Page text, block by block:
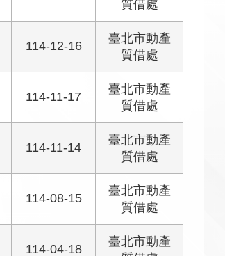
質借處
114-12-16
臺北市動產
質借處
114-11-17
臺北市動產
質借處
114-11-14
臺北市動產
質借處
114-08-15
臺北市動產
質借處
114-04-18
臺北市動產